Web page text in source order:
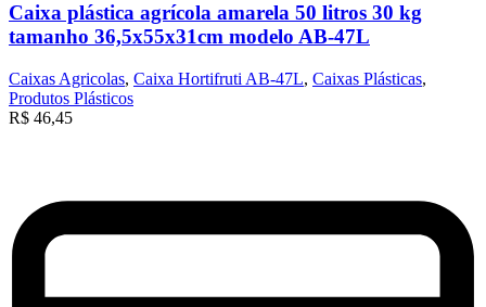
Caixa plástica agrícola amarela 50 litros 30 kg
tamanho 36,5x55x31cm modelo AB-47L
Caixas Agricolas, Caixa Hortifruti AB-47L, Caixas Plásticas,
Produtos Plásticos
R$ 46,45